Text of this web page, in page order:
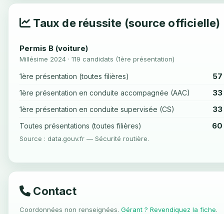
Taux de réussite (source officielle)
Permis B (voiture)
Millésime 2024 · 119 candidats (1ère présentation)
1ère présentation (toutes filières) 57
1ère présentation en conduite accompagnée (AAC) 33
1ère présentation en conduite supervisée (CS) 33
Toutes présentations (toutes filières) 60
Source : data.gouv.fr — Sécurité routière.
Contact
Coordonnées non renseignées. Gérant ? Revendiquez la fiche.